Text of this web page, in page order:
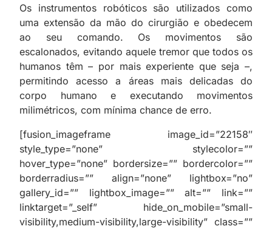
Os instrumentos robóticos são utilizados como
uma extensão da mão do cirurgião e obedecem
ao seu comando. Os movimentos são
escalonados, evitando aquele tremor que todos os
humanos têm – por mais experiente que seja –,
permitindo acesso a áreas mais delicadas do
corpo humano e executando movimentos
milimétricos, com mínima chance de erro.
[fusion_imageframe image_id=”22158″
style_type=”none” stylecolor=””
hover_type=”none” bordersize=”” bordercolor=””
borderradius=”” align=”none” lightbox=”no”
gallery_id=”” lightbox_image=”” alt=”” link=””
linktarget=”_self” hide_on_mobile=”small-
visibility,medium-visibility,large-visibility” class=””